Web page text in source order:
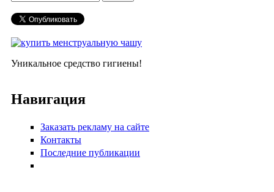
Форма поиска
Уникальное средство гигиены!
Навигация
Заказать рекламу на сайте
Контакты
Последние публикации